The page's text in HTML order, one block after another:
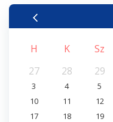
H K Sz
27
28 29
3
4 5
10
11 12
17
18 19